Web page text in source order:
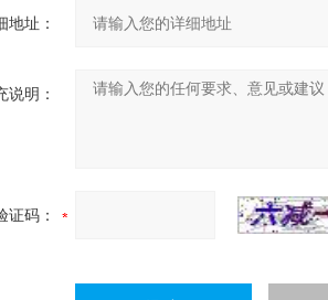
地址：
说明：
证码：